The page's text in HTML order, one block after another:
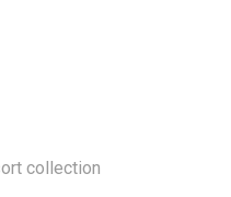
collection